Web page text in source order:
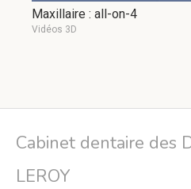
Maxillaire : all-on-4
Vidéos 3D
Cabinet dentaire des
LEROY